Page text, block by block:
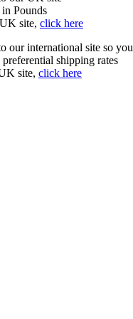
Pounds
site, click here
our international site so you
shipping rates
site, click here